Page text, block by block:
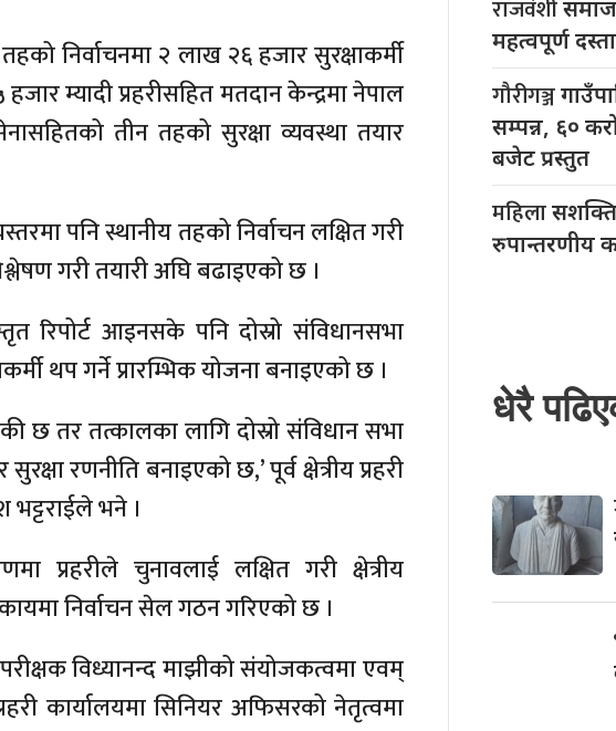
निर्वाचनमा २ लाख २६ हजार सुरक्षाकर्मी
म्यादी प्रहरीसहित मतदान केन्द्रमा नेपाल
तीन तहको सुरक्षा व्यवस्था तयार
पनि स्थानीय तहको निर्वाचन लक्षित गरी
गरी तयारी अघि बढाइएको छ ।
रिपोर्ट आइनसके पनि दोस्रो संविधानसभा
थप गर्ने प्रारम्भिक योजना बनाइएको छ ।
छ तर तत्कालका लागि दोस्रो संविधान सभा
रणनीति बनाइएको छ,’ पूर्व क्षेत्रीय प्रहरी
भने ।
प्रहरीले चुनावलाई लक्षित गरी क्षेत्रीय
निर्वाचन सेल गठन गरिएको छ ।
उपरीक्षक विध्यानन्द माझीको संयोजकत्वमा एवम्
कार्यालयमा सिनियर अफिसरको नेतृत्वमा
राजवंशी
महत्वपूर्ण
गौरीगञ्ज
सम्पन्न, ६०
बजेट प्रस्तुत
महिला
रुपान्तरणीय
धेरै